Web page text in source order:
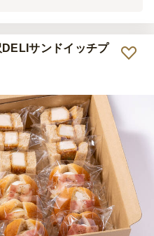
す。 見た目も美しく、お味も
ご依頼させていただきます。
サンドイッチプ